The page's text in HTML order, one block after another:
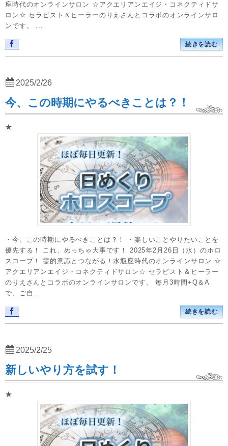
座時代のオンラインサロン ☆アクエリアンエイジ・コネクティドサ
ロン☆ セラピスト＆ヒーラーのりえさんとコラボのオンラインサロ
ンです。 ...
続きを読む
今、この時期にやるべきことは？！
★
・今、この時期にやるべきことは？！ ・楽しいことやりたいことを
優先する！ これ、めっちゃ大事です！ 2025年2月26日（水）のホロ
スコープ！ 霊的意識とつながる！水瓶座時代のオンラインサロン ☆
アクエリアンエイジ・コネクティドサロン☆ セラピスト＆ヒーラー
のりえさんとコラボのオンラインサロンです。 毎月3時間+Q＆A
で、ご自...
続きを読む
2025/2/26
新しいやり方を試す！
★
2025/2/25